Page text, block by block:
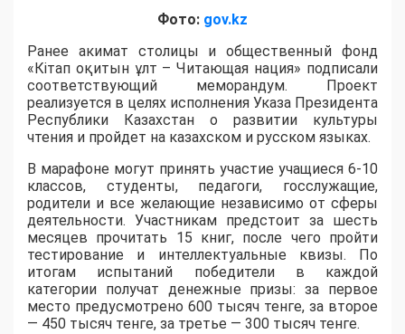
Фото: gov.kz
Ранее акимат столицы и общественный фонд
«Кітап оқитын ұлт – Читающая нация» подписали
соответствующий меморандум. Проект
реализуется в целях исполнения Указа Президента
Республики Казахстан о развитии культуры
чтения и пройдет на казахском и русском языках.
В марафоне могут принять участие учащиеся 6-10
классов, студенты, педагоги, госслужащие,
родители и все желающие независимо от сферы
деятельности. Участникам предстоит за шесть
месяцев прочитать 15 книг, после чего пройти
тестирование и интеллектуальные квизы. По
итогам испытаний победители в каждой
категории получат денежные призы: за первое
место предусмотрено 600 тысяч тенге, за второе
— 450 тысяч тенге, за третье — 300 тысяч тенге.